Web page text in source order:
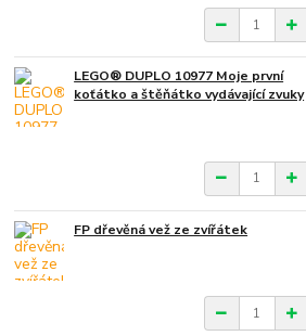
LEGO® DUPLO 10977 Moje první
koťátko a štěňátko vydávající zvuky
FP dřevěná vež ze zvířátek